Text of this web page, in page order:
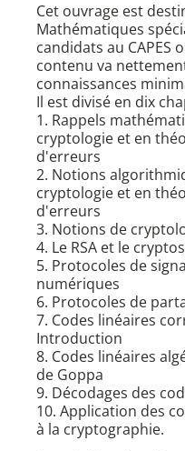
Cet ouvrage est
Mathématiques
candidats au CAPES
contenu va
connaissances
Il est divisé en dix
1. Rappels
cryptologie et en
d'erreurs
2. Notions
cryptologie et en
d'erreurs
3. Notions de
4. Le RSA et le
5. Protocoles de
numériques
6. Protocoles de
7. Codes linéaires
Introduction
8. Codes linéaires
de Goppa
9. Décodages des
10. Application des
à la cryptographie.